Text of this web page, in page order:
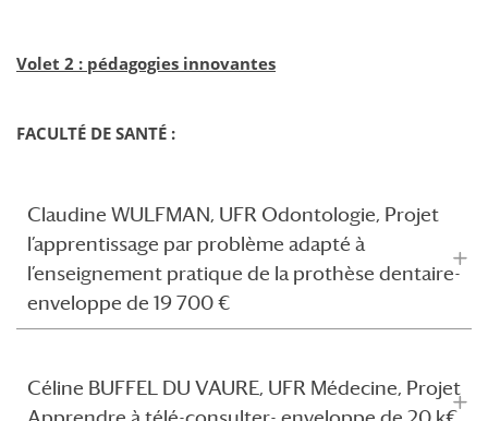
Volet 2 : pédagogies innovantes
FACULTÉ DE SANTÉ :
Claudine WULFMAN, UFR Odontologie, Projet
l’apprentissage par problème adapté à
l’enseignement pratique de la prothèse dentaire-
enveloppe de 19 700 €
Céline BUFFEL DU VAURE, UFR Médecine, Projet